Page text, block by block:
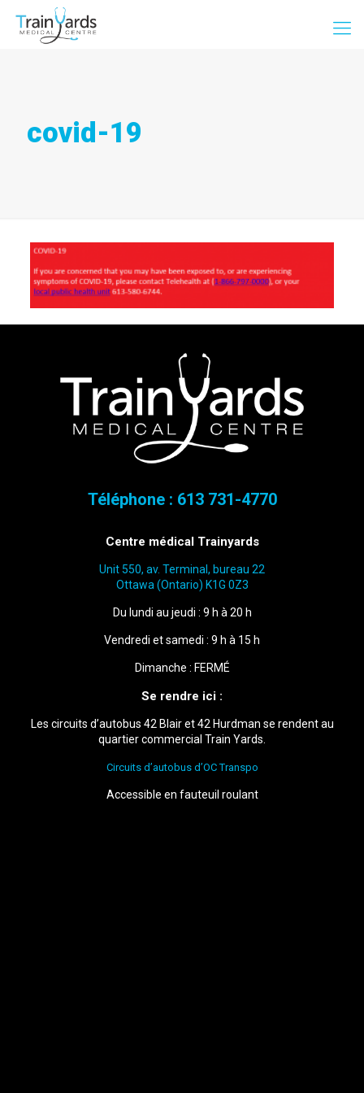
covid-19
Téléphone : 613 731-4770
Centre médical Trainyards
Unit 550, av. Terminal, bureau 22
Ottawa (Ontario) K1G 0Z3
Du lundi au jeudi : 9 h à 20 h
Vendredi et samedi : 9 h à 15 h
Dimanche : FERMÉ
Se rendre ici :
Les circuits d’autobus 42 Blair et 42 Hurdman se rendent au
quartier commercial Train Yards.
Circuits d’autobus d’OC Transpo
Accessible en fauteuil roulant